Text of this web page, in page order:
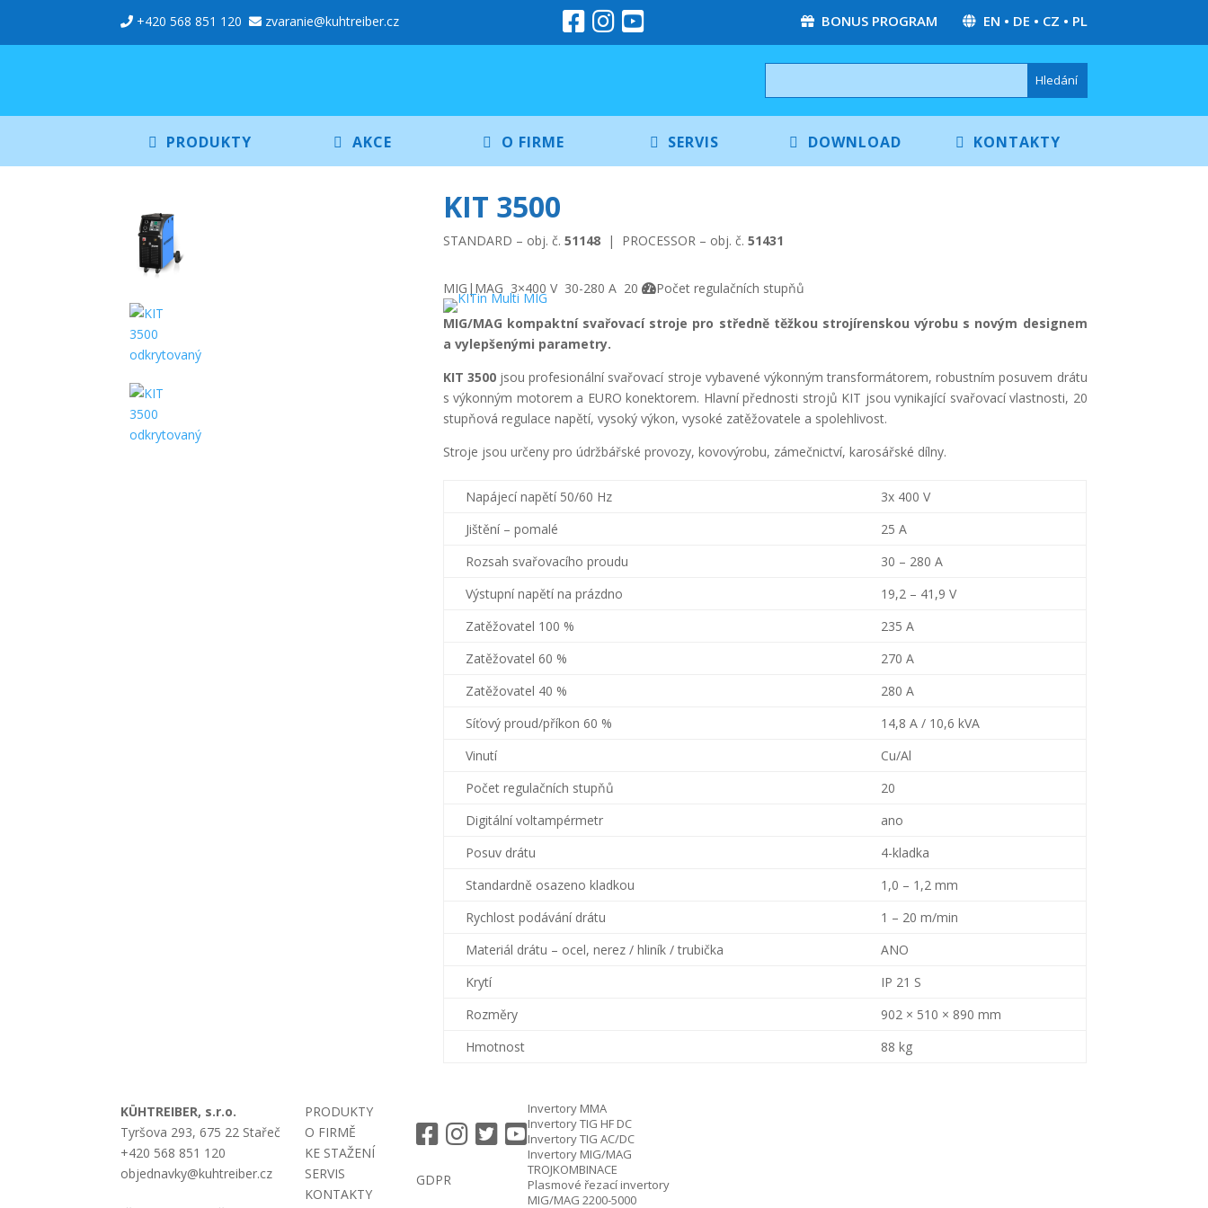
+420 568 851 120 zvaranie@kuhtreiber.cz BONUS PROGRAM EN • DE • CZ • PL
PRODUKTY AKCE O FIRME SERVIS DOWNLOAD KONTAKTY
KIT 3500
STANDARD – obj. č. 51148| PROCESSOR – obj. č. 51431
MIG|MAG 3×400 V 30-280 A 20 Počet regulačních stupňů
MIG/MAG kompaktní svařovací stroje pro středně těžkou strojírenskou výrobu s novým designem
a vylepšenými parametry.
KIT 3500jsou profesionální svařovací stroje vybavené výkonným transformátorem, robustním posuvem drátu
s výkonným motorem a EURO konektorem. Hlavní přednosti strojů KIT jsou vynikající svařovací vlastnosti, 20
stupňová regulace napětí, vysoký výkon, vysoké zatěžovatele a spolehlivost.
Stroje jsou určeny pro údržbářské provozy, kovovýrobu, zámečnictví, karosářské dílny.
Napájecí napětí 50/60 Hz
3x 400 V
Jištění – pomalé
25 A
Rozsah svařovacího proudu
30 – 280 A
Výstupní napětí na prázdno
19,2 – 41,9 V
Zatěžovatel 100 %
235 A
Zatěžovatel 60 %
270 A
Zatěžovatel 40 %
280 A
Síťový proud/příkon 60 %
14,8 A / 10,6 kVA
Vinutí
Cu/Al
Počet regulačních stupňů
20
Digitální voltampérmetr
ano
Posuv drátu
4-kladka
Standardně osazeno kladkou
1,0 – 1,2 mm
Rychlost podávání drátu
1 – 20 m/min
Materiál drátu – ocel, nerez / hliník / trubička
ANO
Krytí
IP 21 S
Rozměry
902 × 510 × 890 mm
Hmotnost
88 kg
KÜHTREIBER, s.r.o.
Tyršova 293, 675 22 Stařeč
+420 568 851 120
objednavky@kuhtreiber.cz
PRODUKTY
O FIRMĚ
KE STAŽENÍ
SERVIS
KONTAKTY
GDPR
Invertory MMA
Invertory TIG HF DC
Invertory TIG AC/DC
Invertory MIG/MAG
TROJKOMBINACE
Plasmové řezací invertory
MIG/MAG 2200-5000